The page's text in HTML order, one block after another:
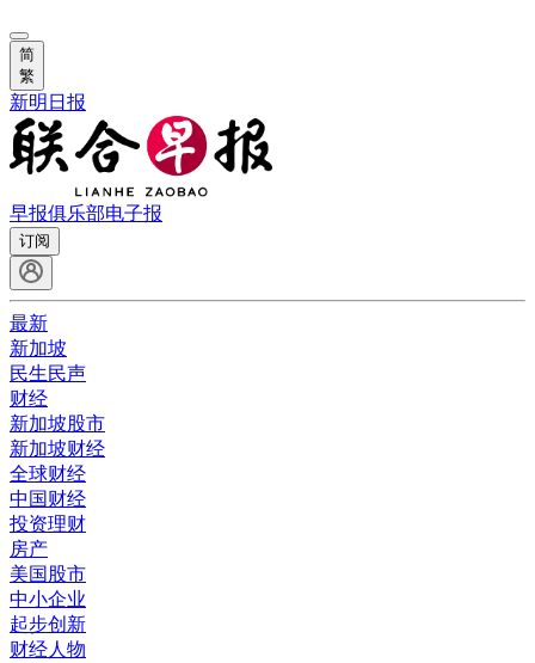
简
繁
新明日报
早报俱乐部电子报
订阅
最新
新加坡
民生民声
财经
新加坡股市
新加坡财经
全球财经
中国财经
投资理财
房产
美国股市
中小企业
起步创新
财经人物